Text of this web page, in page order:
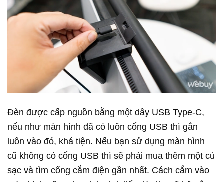
Đèn được cấp nguồn bằng một dây USB Type-C,
nếu như màn hình đã có luôn cổng USB thì gắn
luôn vào đó, khá tiện. Nếu bạn sử dụng màn hình
cũ không có cổng USB thì sẽ phải mua thêm một củ
sạc và tìm cổng cắm điện gần nhất. Cách cắm vào